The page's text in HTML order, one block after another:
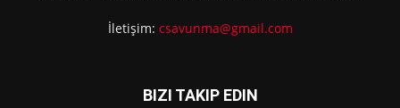
İletişim: csavunma@gmail.com
BIZI TAKIP EDIN